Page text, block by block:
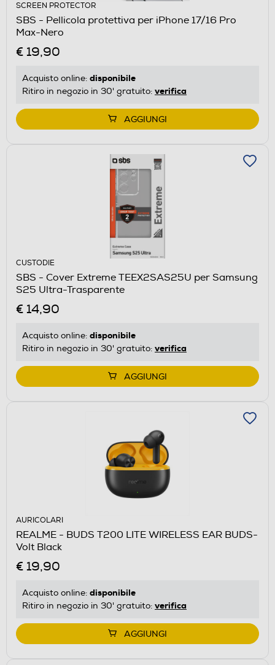
SCREEN PROTECTOR
SBS - Pellicola protettiva per iPhone 17/16 Pro
Max-Nero
€ 19,90
Acquisto online: disponibile
Ritiro in negozio in 30' gratuito: verifica
AGGIUNGI
CUSTODIE
SBS - Cover Extreme TEEX2SAS25U per Samsung
S25 Ultra-Trasparente
€ 14,90
Acquisto online: disponibile
Ritiro in negozio in 30' gratuito: verifica
AGGIUNGI
AURICOLARI
REALME - BUDS T200 LITE WIRELESS EAR BUDS-
Volt Black
€ 19,90
Acquisto online: disponibile
Ritiro in negozio in 30' gratuito: verifica
AGGIUNGI